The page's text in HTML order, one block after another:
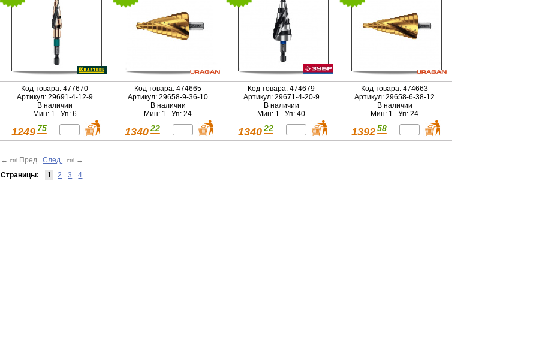
Код товара: 477670
Артикул: 29691-4-12-9
В наличии
Мин: 1 Уп: 6
1249 75
Код товара: 474665
Артикул: 29658-9-36-10
В наличии
Мин: 1 Уп: 24
1340 22
Код товара: 474679
Артикул: 29671-4-20-9
В наличии
Мин: 1 Уп: 40
1340 22
Код товара: 474663
Артикул: 29658-6-38-12
В наличии
Мин: 1 Уп: 24
1392 58
← ctrl Пред. След. ctrl →
Страницы:
1 2 3 4